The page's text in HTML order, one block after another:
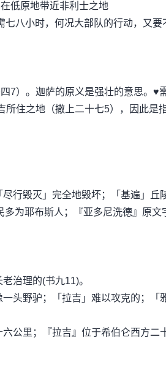
低原地带近非利士之地
八小时，何况大部队的行动，又要
7）。迦萨的原义是强壮的意思。♥
所住之地（撒上二十七5），因此是
行毁灭」完全地毁坏；「基遍」丘
多为耶布斯人；『亚多尼洗德』原文
治理的(书九11)。
头野驴；「拉吉」难以攻克的；「
公里；『拉吉』位于希伯仑西方二